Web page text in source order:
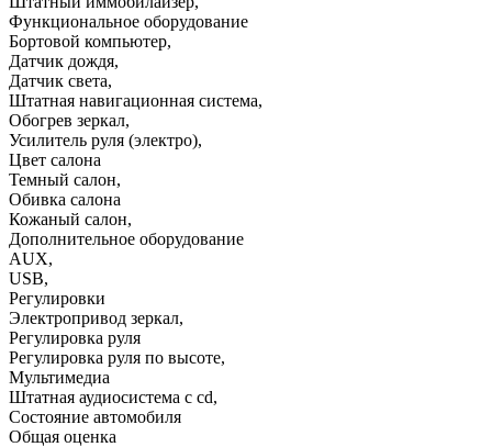
Функциональное оборудование
Бортовой компьютер,
Датчик дождя,
Датчик света,
Штатная навигационная система,
Обогрев зеркал,
Усилитель руля (электро),
Цвет салона
Темный салон,
Обивка салона
Кожаный салон,
Дополнительное оборудование
AUX,
USB,
Регулировки
Электропривод зеркал,
Регулировка руля
Регулировка руля по высоте,
Мультимедиа
Штатная аудиосистема с cd,
Состояние автомобиля
Общая оценка